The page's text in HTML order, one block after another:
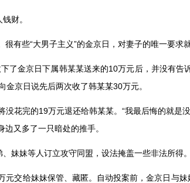
财。
很有些“大男子主义”的金京日，对妻子的唯一要求
了金京日下属韩某某送来的10万元后，并没有告
金京日说先后两次收了韩某某30万元。
没花完的19万元退还给韩某某。“我最后悔的就是
又多了一只暗处的推手。
、妹妹等人订立攻守同盟，设法掩盖一些非法所得。
元交给妹妹保管、藏匿。自动投案前，金京日与